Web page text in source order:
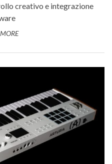
creativo e integrazione